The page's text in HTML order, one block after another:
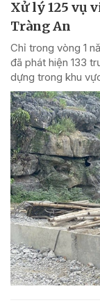
Xử lý 125 vụ
Tràng An
Chỉ trong vòng 1
đã phát hiện 133
dựng trong khu